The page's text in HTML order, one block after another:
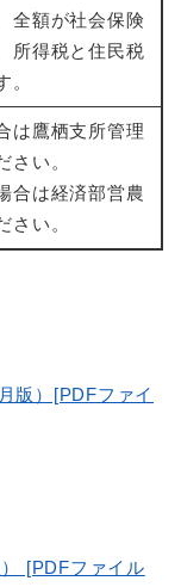
全額が社会保険
所得税と住民税
。
は鷹栖支所管理
さい。
合は経済部営農
さい。
版）[PDFファイ
[PDFファイル